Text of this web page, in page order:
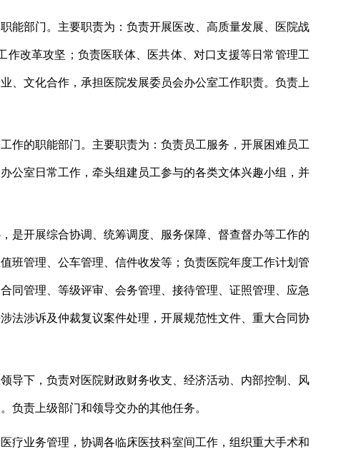
能部门。主要职责为：负责开展医改、高质量发展、医院战
改革攻坚；负责医联体、医共体、对口支援等日常管理工
文化合作，承担医院发展委员会办公室工作职责。 负责 上
作的职能部门。主要职责为：负责员工服务，开展困难员工
公室日常工作，牵头组建员工参与的各类文体兴趣小组，并
是开展综合协调、统筹调度、服务保障、督查督办等工作的
班管理、公车管理、信件收发等；负责医院年度工作计划管
同管理、等级评审、会务管理、接待管理、证照管理、应急
法涉诉及仲裁复议案件处理，开展规范性文件、重大合同协
导下，负责对医院财政财务收支、经济活动、内部控制、风
负责 上级部门和领导交办的其他任务。
疗业务管理，协调各临床医技科室间工作，组织重大手术和